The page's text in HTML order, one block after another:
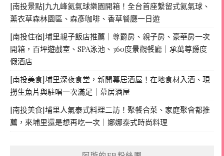
[南投景點]九九峰氦氣球樂園開箱！全台首座繫留式氦氣球、
薰衣草森林園區、森彥咖啡、香草餐廳一日遊
[南投住宿]埔里親子飯店推薦｜尊爵房、親子房、豪華房一次
開箱，百坪遊戲室、SPA泳池、360度景觀餐廳｜承萬尊爵度
假酒店
[南投美食]埔里深夜食堂，新開幕居酒屋！在地食材入酒、現
撈生魚片與駐唱一次滿足｜幕居酒屋
[南投美食]埔里人氣泰式料理二訪！聚餐合菜、家庭聚會都推
薦，來埔里還是想再吃一次｜娜娜泰式時尚料理